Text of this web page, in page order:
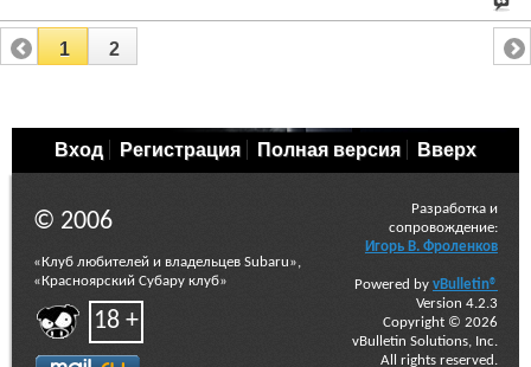
1 2
Вход Регистрация Полная версия Вверх
© 2006
«Клуб любителей и владельцев Subaru»,
«Красноярский Субару клуб»
18 +
Разработка и
сопровождение:
Игорь В. Фроленков
Powered by vBulletin®
Version 4.2.3
Copyright © 2026
vBulletin Solutions, Inc.
All rights reserved.